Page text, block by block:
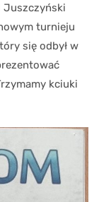
Juszczyński
turnieju
się odbył w
kciuki